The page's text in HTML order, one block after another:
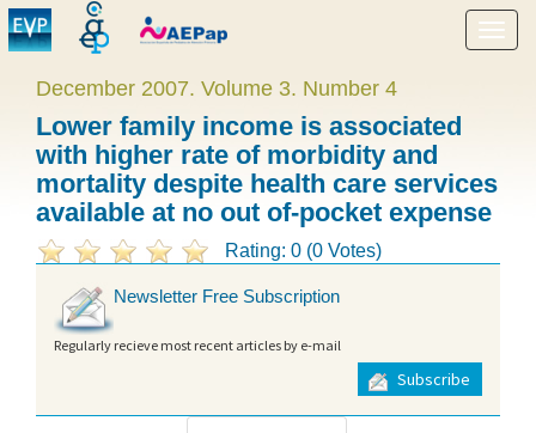
Show
menu
December 2007. Volume 3. Number 4
Lower family income is associated
with higher rate of morbidity and
mortality despite health care services
available at no out of-pocket expense
Rating: 0 (0 Votes)
Newsletter Free Subscription
Regularly recieve most recent articles by e-mail
Subscribe